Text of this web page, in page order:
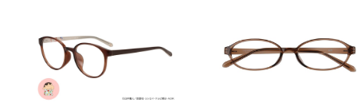
きます。
※保証期間内に交換が行われた場合、保証期間は初期の期間から
延長されません。
談ください。
＜メガネの度数情報がわからない方へ＞